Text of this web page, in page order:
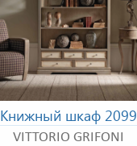
Книжный шкаф 2099
VITTORIO GRIFONI